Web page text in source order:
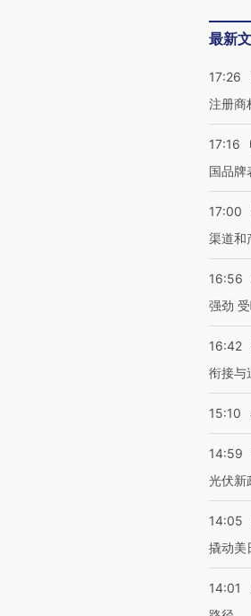
最新
17:26
注册商
17:16
国品牌
17:00
渠道和
16:56
强劲
16:42
衔接与
15:10
14:59
光伏新
14:05
撬动美
14:01